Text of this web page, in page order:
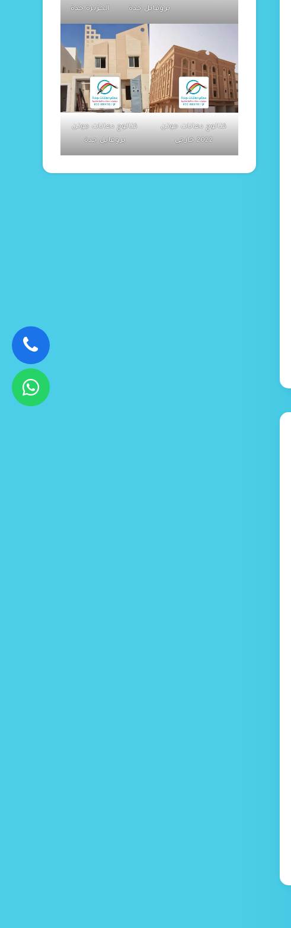
بروفايل جدة
الجزيرة جدة
كتالوج دهانات جوتن
2022 خارجي
كتالوج دهانات جوتن
بروفايل جدة